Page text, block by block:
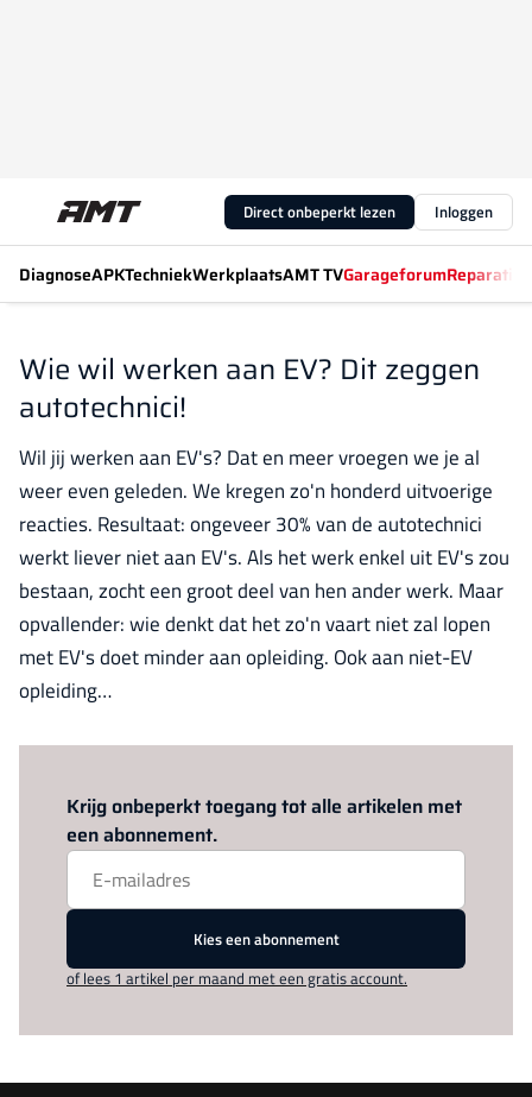
Direct onbeperkt lezen Inloggen
DiagnoseAPKTechniekWerkplaatsAMT TVGarageforum
Wie wil werken aan EV? Dit zeggen
autotechnici!
Wil jij werken aan EV's? Dat en meer vroegen we je al
weer even geleden. We kregen zo'n honderd uitvoerige
reacties. Resultaat: ongeveer 30% van de autotechnici
werkt liever niet aan EV's. Als het werk enkel uit EV's zou
bestaan, zocht een groot deel van hen ander werk. Maar
opvallender: wie denkt dat het zo'n vaart niet zal lopen
met EV's doet minder aan opleiding. Ook aan niet-EV
opleiding…
Krijg onbeperkt toegang tot alle artikelen met
een abonnement.
Kies een abonnement
of lees 1 artikel per maand met een gratis account.